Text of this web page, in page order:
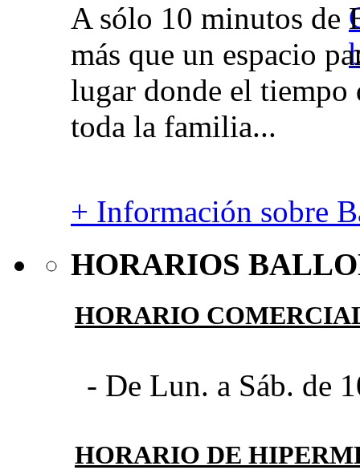
A sólo 10 minutos de
más que un espacio
lugar donde el tiempo
toda la familia...
+ Información sobre
HORARIOS
HORARIO
- De Lun. a Sáb. de
HORARIO DE